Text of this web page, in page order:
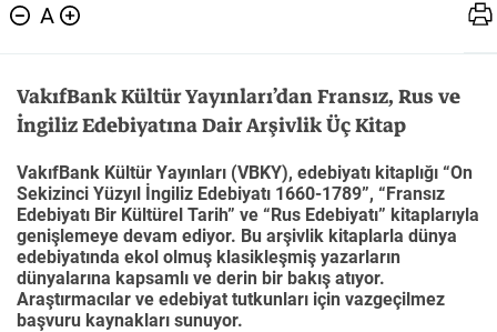
A
VakıfBank Kültür Yayınları’dan Fransız, Rus ve
İngiliz Edebiyatına Dair Arşivlik Üç Kitap
VakıfBank Kültür Yayınları (VBKY), edebiyatı kitaplığı “On
Sekizinci Yüzyıl İngiliz Edebiyatı 1660-1789”, “Fransız
Edebiyatı Bir Kültürel Tarih” ve “Rus Edebiyatı” kitaplarıyla
genişlemeye devam ediyor. Bu arşivlik kitaplarla dünya
edebiyatında ekol olmuş klasikleşmiş yazarların
dünyalarına kapsamlı ve derin bir bakış atıyor.
Araştırmacılar ve edebiyat tutkunları için vazgeçilmez
başvuru kaynakları sunuyor.